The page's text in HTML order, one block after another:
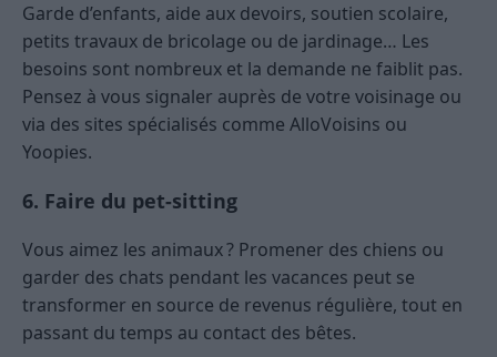
Garde d’enfants, aide aux devoirs, soutien scolaire,
petits travaux de bricolage ou de jardinage… Les
besoins sont nombreux et la demande ne faiblit pas.
Pensez à vous signaler auprès de votre voisinage ou
via des sites spécialisés comme AlloVoisins ou
Yoopies.
6. Faire du pet-sitting
Vous aimez les animaux ? Promener des chiens ou
garder des chats pendant les vacances peut se
transformer en source de revenus régulière, tout en
passant du temps au contact des bêtes.